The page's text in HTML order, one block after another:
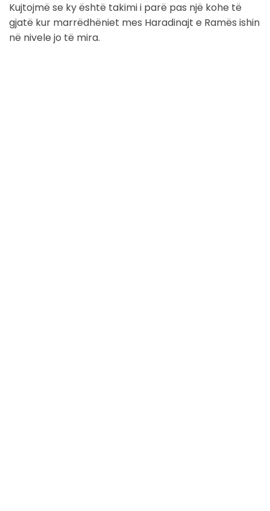
Kujtojmë se ky është takimi i parë pas një kohe të
gjatë kur marrëdhëniet mes Haradinajt e Ramës ishin
në nivele jo të mira.